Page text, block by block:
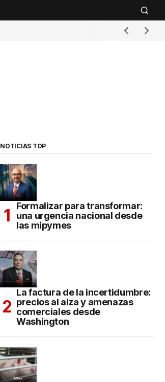
NOTICIAS TOP
Formalizar para transformar:
una urgencia nacional desde
las mipymes
La factura de la incertidumbre:
precios al alza y amenazas
comerciales desde
Washington